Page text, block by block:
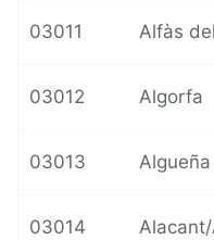
03011 Alfàs
03012 Algorfa
03013 Algueña
03014